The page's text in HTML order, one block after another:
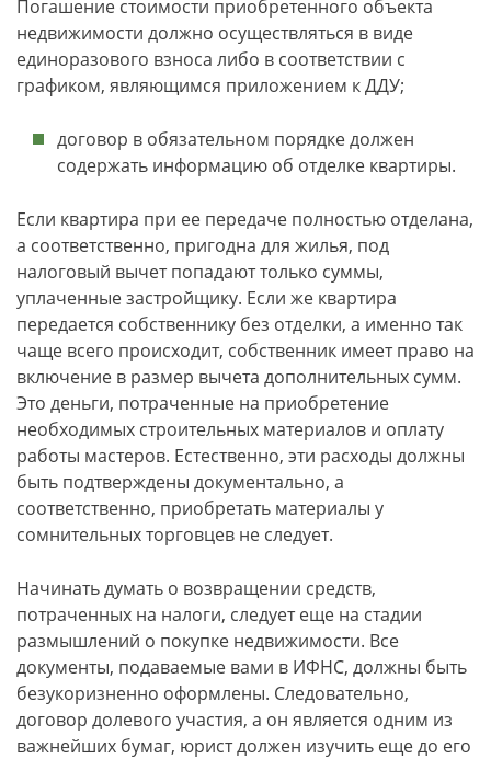
Погашение стоимости приобретенного объекта
недвижимости должно осуществляться в виде
единоразового взноса либо в соответствии с
графиком, являющимся приложением к ДДУ;
договор в обязательном порядке должен
содержать информацию об отделке квартиры.
Если квартира при ее передаче полностью отделана,
а соответственно, пригодна для жилья, под
налоговый вычет попадают только суммы,
уплаченные застройщику. Если же квартира
передается собственнику без отделки, а именно так
чаще всего происходит, собственник имеет право на
включение в размер вычета дополнительных сумм.
Это деньги, потраченные на приобретение
необходимых строительных материалов и оплату
работы мастеров. Естественно, эти расходы должны
быть подтверждены документально, а
соответственно, приобретать материалы у
сомнительных торговцев не следует.
Начинать думать о возвращении средств,
потраченных на налоги, следует еще на стадии
размышлений о покупке недвижимости. Все
документы, подаваемые вами в ИФНС, должны быть
безукоризненно оформлены. Следовательно,
договор долевого участия, а он является одним из
важнейших бумаг, юрист должен изучить еще до его